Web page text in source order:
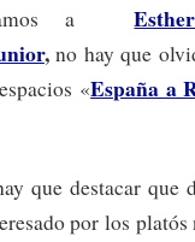
aEsther
,no hay que
«España a
que destacar que
por los